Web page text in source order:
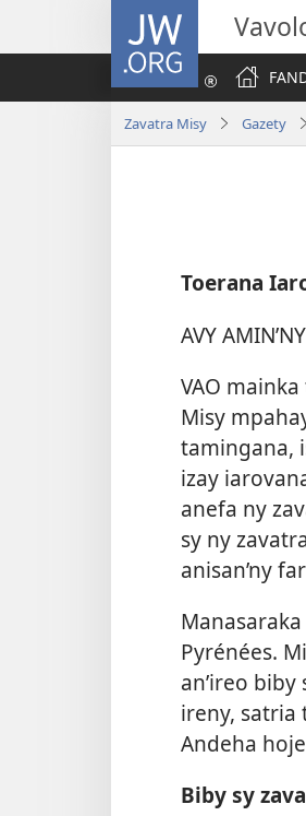
JW.ORG
Zavatra Misy Gazety
Toerana
AVY
VAO
Misy
tamingana,
izay
anefa ny
sy ny
anisan’ny
Pyrénées.
an’ireo
ireny, satria
Andeha
Biby sy